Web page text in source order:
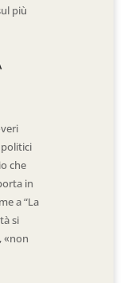
più
politici
che
in
a “La
si
«non